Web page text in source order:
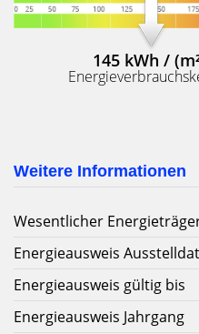
145 kWh /
Weitere Informationen
Wesentlicher
Energieausweis
Energieausweis gültig bis
Energieausweis Jahrgang